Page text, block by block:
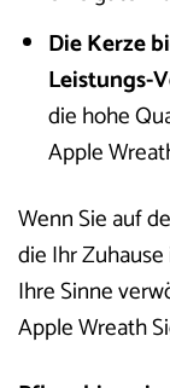
Die Kerze
Leistungs-
die hohe
Apple
Wenn Sie auf
die Ihr
Ihre Sinne
Apple Wreath